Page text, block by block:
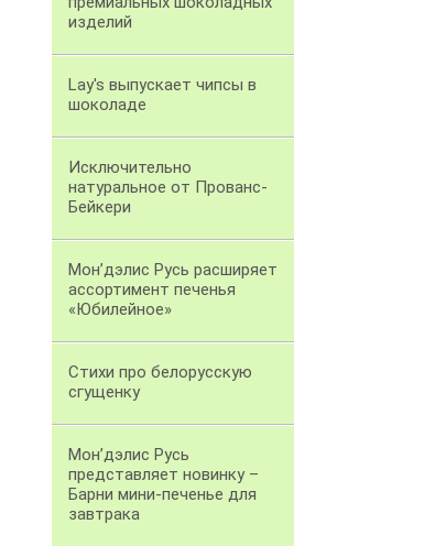
изделий
Lay's выпускает чипсы в
шоколаде
Исключительно
натуральное от Прованс-
Бейкери
Мон’дэлис Русь расширяет
ассортимент печенья
«Юбилейное»
Стихи про белорусскую
сгущенку
Мон’дэлис Русь
представляет новинку –
Барни мини-печенье для
завтрака